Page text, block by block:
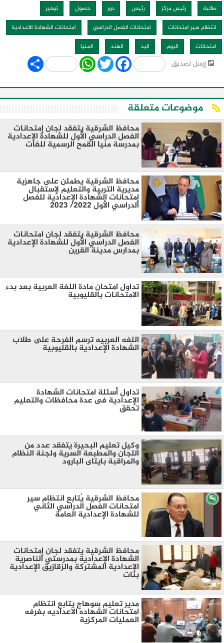
طالبة رئيس مركز رئيس دور حصول
توفير
انتظام سير امتحانات
امتحانات الفصل الدراسي
امتحانات الشهادة الاعدادية
امتحانات
اليوم اليد الهند المنيا
إرسل لصديق Share WhatsApp
Twitter Facebook
موضوعات متعلقة
محافظ الشرقية يتفقد لجان إمتحانات
الفصل الدراسي الأول للشهادة الإعدادية
بمدرسة منيا القمح الرسمية للغات
محافظ الشرقية يطمئن على جاهزية
مديرية التربية والتعليم لإستقبال
إمتحانات الشهادة الإعدادية للفصل
الدراسي الأول 2022/ 2023
محافظ الشرقية يتفقد لجان امتحانات
الفصل الدراسي الأول للشهادة الإعدادية
بمدارس مدينة القرين
تداول امتحان مادة اللغة العربية بعد بدء
الامتحانات بالقليوبية
اللغه العربيه ترسم الفرحة على طلاب
الشهادة الإعدادية بالقليوبية
تداول أسئلة امتحانات الشهادة
الإعدادية فى عدة محافظات والتعليم
تحقق
وكيل تعليم البحيرة يتفقد عدد من
اللجان والمطبعة السرية ولجنة النظام
والمراقبة بايتاى البارود
محافظ الشرقية يُتابع انتظام سير
امتحانات الفصل الدراسي الثاني
للشهادة الإعدادية العامة
محافظ الشرقية يتفقد لجان إمتحانات
الشهادة الإعدادية بمدرستي الناصرية
الإعدادية المشتركة والزقازيق الإعدادية
بنات
مدير تعليم سوهاج يتابع انتظام
امتحانات الشهاده الاعداديه بغرفه
العمليات المركزية